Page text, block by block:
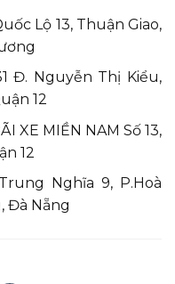
Lộ 13, Thuận Giao,
Đ. Nguyễn Thị Kiểu,
12
XE MIỀN NAM Số 13,
12
Nghĩa 9, P.Hoà
Đà Nẵng